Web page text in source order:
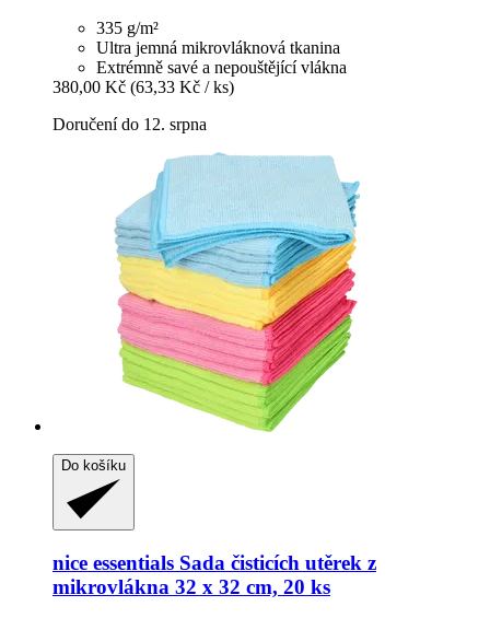
335 g/m²
Ultra jemná mikrovláknová tkanina
Extrémně savé a nepouštějící vlákna
380,00 Kč (63,33 Kč / ks)
Doručení do 12. srpna
Do košíku
nice essentials Sada čisticích utěrek z
mikrovlákna 32 x 32 cm, 20 ks